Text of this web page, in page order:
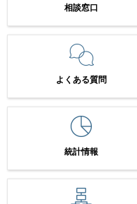
相談窓口
よくある質問
統計情報